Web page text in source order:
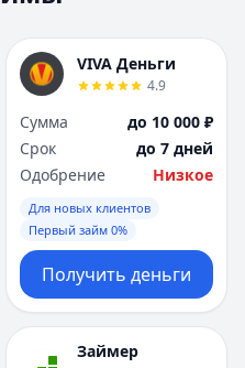
Н
Набережные Челны
Новокузнецк
Новосибирск
О
Омск
Оренбург
П
Пенза
Пермь
Н
Набережные
Новокузнецк
Новосибирск
О
Омск
Оренбург
П
Пенза
Пермь
VIVA Деньги
4.9
Сумма
до 10 000 ₽
Срок
до 7 дней
Одобрение
Низкое
Для новых клиентов
Первый займ 0%
Получить деньги
Займер